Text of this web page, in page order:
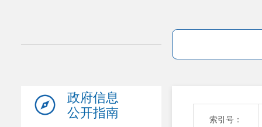
政府信息
公开指南
索引号：